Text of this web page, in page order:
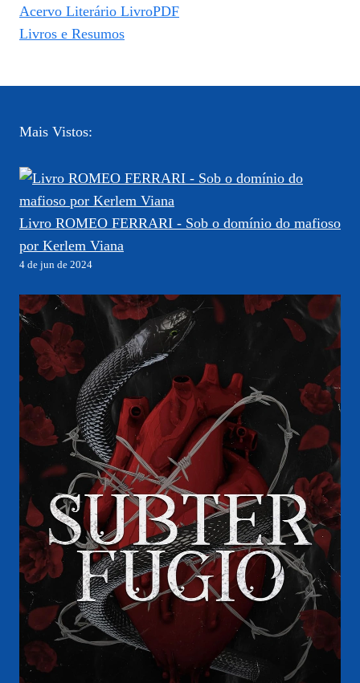
Acervo Literário LivroPDF
Livros e Resumos
Mais Vistos:
Livro ROMEO FERRARI - Sob o domínio do mafioso
por Kerlem Viana
4 de jun de 2024